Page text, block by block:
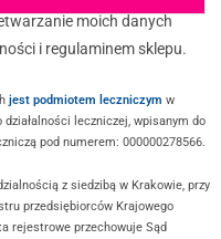
moich danych
i regulaminem sklepu.
jest podmiotem leczniczym w
leczniczej, wpisanym do
pod numerem: 000000278566.
z siedzibą w Krakowie, przy
przedsiębiorców Krajowego
rejestrowe przechowuje Sąd